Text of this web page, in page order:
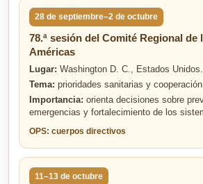
28 de septiembre–2 de octubre
78.ª sesión del Comité Regional de
Américas
Lugar: Washington D. C., Estados Unidos.
Tema: prioridades sanitarias y
Importancia: orienta decisiones sobre
emergencias y fortalecimiento de los
OPS: cuerpos directivos
11–13 de octubre